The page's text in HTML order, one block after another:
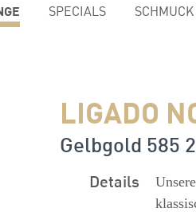
SPECIALS SCHMUCK
LIGADO
Gelbgold 585
Details